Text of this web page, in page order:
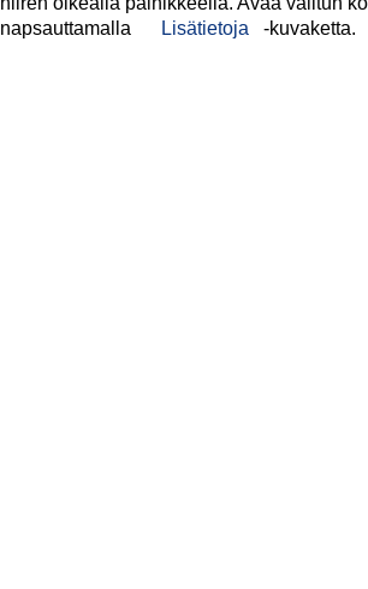
napsauttamalla
Lisätietoja -kuvaketta.